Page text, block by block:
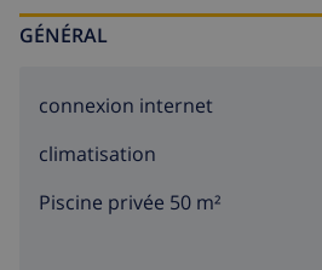
GÉNÉRAL
connexion internet
climatisation
Piscine privée 50 m²